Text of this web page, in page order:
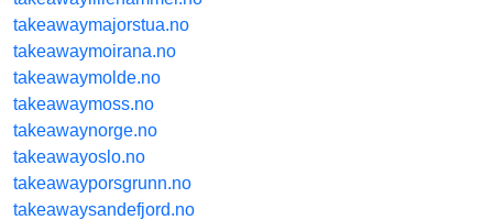
takeawaymajorstua.no
takeawaymoirana.no
takeawaymolde.no
takeawaymoss.no
takeawaynorge.no
takeawayoslo.no
takeawayporsgrunn.no
takeawaysandefjord.no